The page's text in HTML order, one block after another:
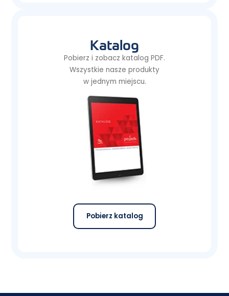
Katalog
Pobierz i zobacz katalog PDF.
Wszystkie nasze produkty
w jednym miejscu.
Pobierz katalog